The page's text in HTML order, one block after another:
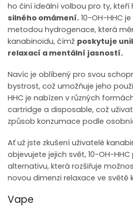
ho činí ideální volbou pro ty, kteří
silného omámení. 10-OH-HHC
metodou hydrogenace, která
kanabinoidu, čímž poskytuje
relaxací a mentální jasností.
Navíc je oblíbený pro svou
bystrost, což umožňuje jeho
HHC je nabízen v různých
cartridge a disposable, což
způsob konzumace podle
Ať už jste zkušení uživatelé
objevujete jejich svět, 10-OH-
alternativu, která rozšiřuje
novou dimenzi relaxace ve světě
Vape